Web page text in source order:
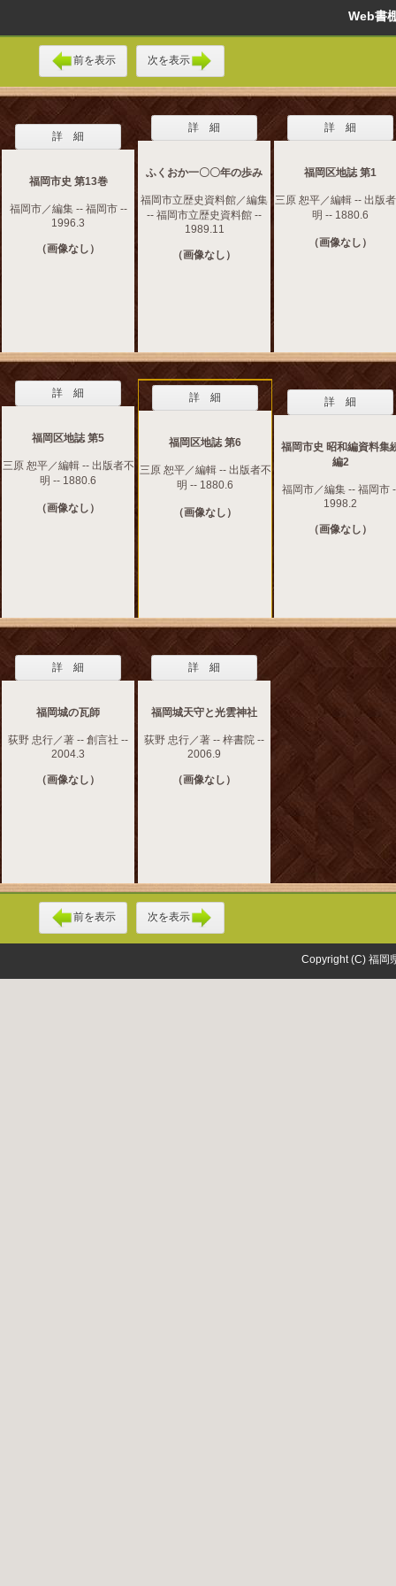
Web
前を表示 次を表示
詳 細
福岡市史 第13巻
福岡市／編集 -- 福岡市 --
1996.3
（画像なし）
詳 細
ふくおか一〇〇年の歩み
福岡市立歴史資料館／編集
-- 福岡市立歴史資料館 --
1989.11
（画像なし）
詳 細
福岡区地誌 第1
三原 恕平／編輯 -- 出版
明 -- 1880.6
（画像なし）
詳 細
福岡区地誌 第5
三原 恕平／編輯 -- 出版者不
明 -- 1880.6
（画像なし）
詳 細
福岡区地誌 第6
三原 恕平／編輯 -- 出版者不
明 -- 1880.6
（画像なし）
詳 細
福岡市史 昭和編資料集
編2
福岡市／編集 -- 福岡市
1998.2
（画像なし）
詳 細
福岡城の瓦師
荻野 忠行／著 -- 創言社 --
2004.3
（画像なし）
詳 細
福岡城天守と光雲神社
荻野 忠行／著 -- 梓書院 --
2006.9
（画像なし）
前を表示 次を表示
Copyright (C) 福岡